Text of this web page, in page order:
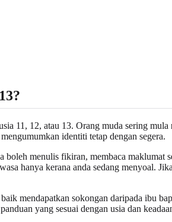
11, 12, atau 13. Orang muda sering
identiti tetap dengan segera.
menulis fikiran, membaca maklumat
hanya kerana anda sedang menyoal.
mendapatkan sokongan daripada ibu
yang sesuai dengan usia dan